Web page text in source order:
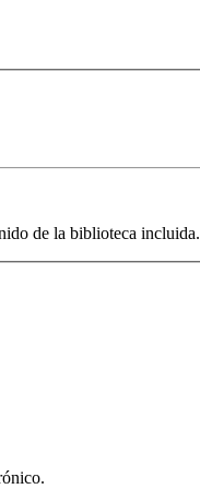
de la biblioteca incluida.